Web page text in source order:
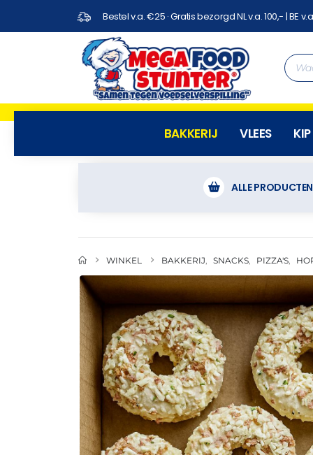
Bestel v.a. €25 · Gratis bezorgd NL v.a. 100,- | BE
BAKKERIJ VLEES KIP
ALLE PRODUCTEN
WINKEL BAKKERIJ SNACKS PIZZA'S